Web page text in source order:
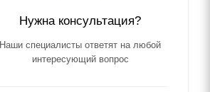
Нужна консультация?
Наши специалисты ответят на любой
интересующий вопрос